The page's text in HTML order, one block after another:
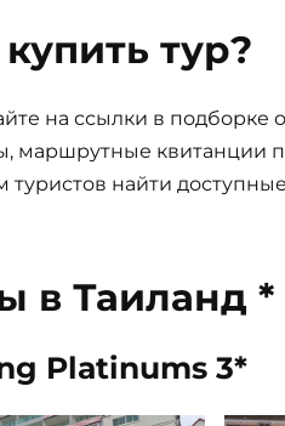
тур?
на ссылки в подборке
маршрутные квитанции
туристов найти
в Таиланд *
Platinums 3*